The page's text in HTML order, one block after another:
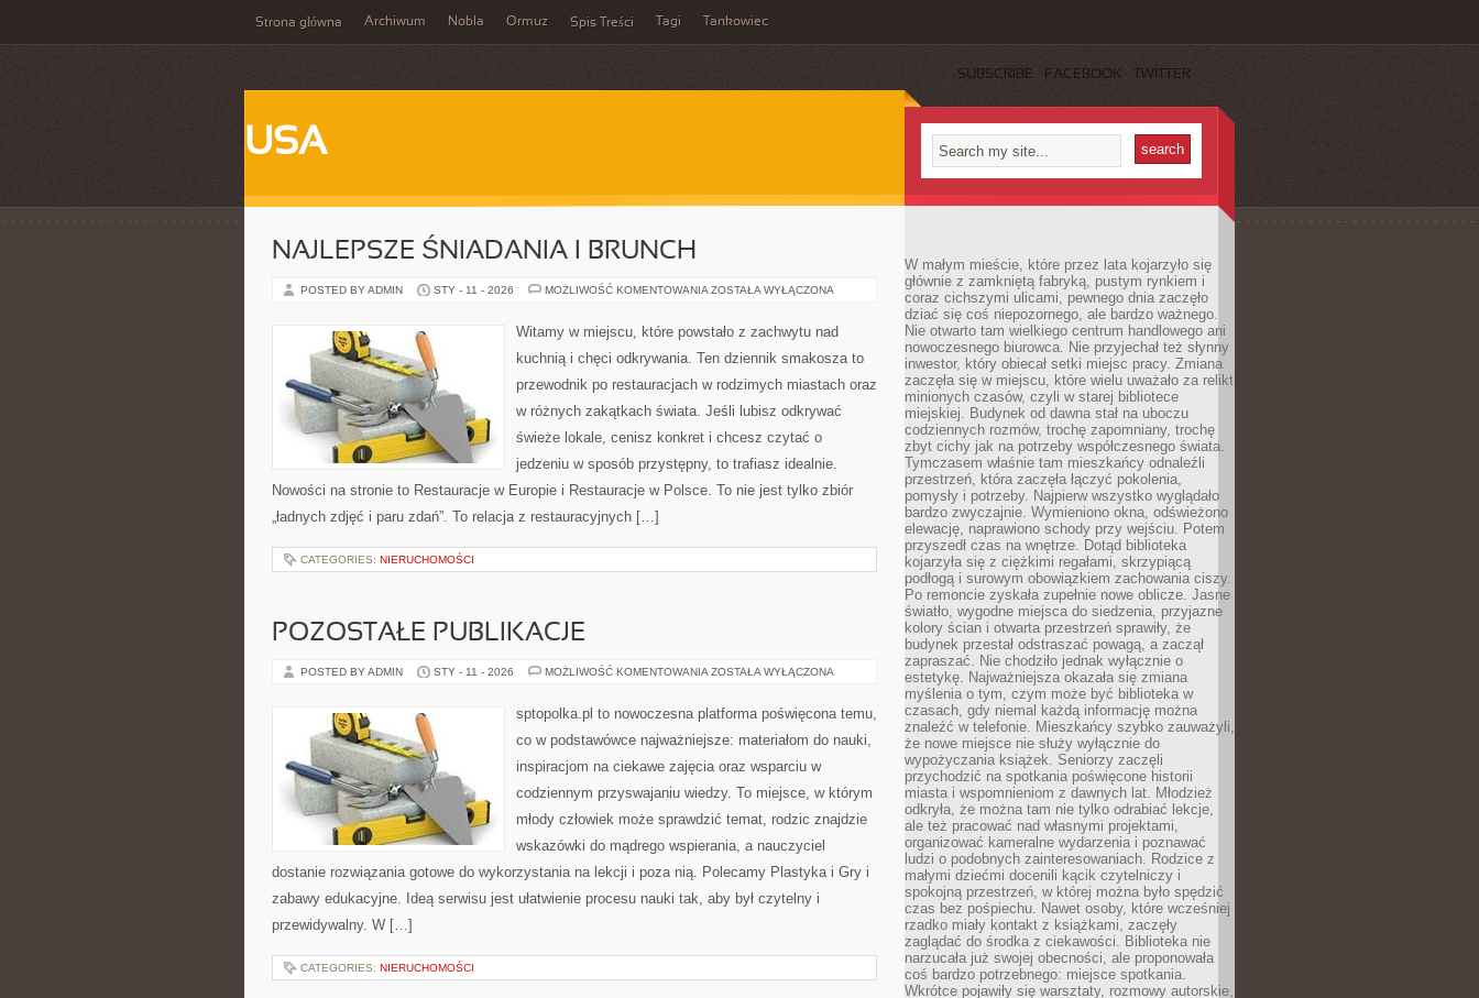
Strona główna Archiwum Nobla Ormuz Spis Treści Tagi Tankowiec
SUBSCRIBE FACEBOOK TWITTER
USA
NAJLEPSZE ŚNIADANIA I BRUNCH
POSTED BY ADMIN STY - 11 - 2026 MOŻLIWOŚĆ KOMENTOWANIA NAJLEPSZE
BRUNCH
ZOSTAŁA WYŁĄCZONA
Witamy w miejscu, które powstało z zachwytu nad
kuchnią i chęci odkrywania. Ten dziennik smakosza to
przewodnik po restauracjach w rodzimych miastach oraz
w różnych zakątkach świata. Jeśli lubisz odkrywać
świeże lokale, cenisz konkret i chcesz czytać o
jedzeniu w sposób przystępny, to trafiasz idealnie.
Nowości na stronie to Restauracje w Europie i Restauracje w Polsce. To nie jest tylko zbiór
„ładnych zdjęć i paru zdań”. To relacja z restauracyjnych […]
CATEGORIES: NIERUCHOMOŚCI
POZOSTAŁE PUBLIKACJE
POSTED BY ADMIN STY - 11 - 2026 MOŻLIWOŚĆ KOMENTOWANIA POZOSTAŁE
ZOSTAŁA WYŁĄCZONA
sptopolka.pl to nowoczesna platforma poświęcona temu,
co w podstawówce najważniejsze: materiałom do nauki,
inspiracjom na ciekawe zajęcia oraz wsparciu w
codziennym przyswajaniu wiedzy. To miejsce, w którym
młody człowiek może sprawdzić temat, rodzic znajdzie
wskazówki do mądrego wspierania, a nauczyciel
dostanie rozwiązania gotowe do wykorzystania na lekcji i poza nią. Polecamy Plastyka i Gry i
zabawy edukacyjne. Ideą serwisu jest ułatwienie procesu nauki tak, aby był czytelny i
przewidywalny. W […]
CATEGORIES: NIERUCHOMOŚCI
W małym mieście, które przez lata kojarzyło się
głównie z zamkniętą fabryką, pustym rynkiem i
coraz cichszymi ulicami, pewnego dnia zaczęło
dziać się coś niepozornego, ale bardzo ważnego.
Nie otwarto tam wielkiego centrum handlowego ani
nowoczesnego biurowca. Nie przyjechał też słynny
inwestor, który obiecał setki miejsc pracy. Zmiana
zaczęła się w miejscu, które wielu uważało za relikt
minionych czasów, czyli w starej bibliotece
miejskiej. Budynek od dawna stał na uboczu
codziennych rozmów, trochę zapomniany, trochę
zbyt cichy jak na potrzeby współczesnego świata.
Tymczasem właśnie tam mieszkańcy odnaleźli
przestrzeń, która zaczęła łączyć pokolenia,
pomysły i potrzeby. Najpierw wszystko wyglądało
bardzo zwyczajnie. Wymieniono okna, odświeżono
elewację, naprawiono schody przy wejściu. Potem
przyszedł czas na wnętrze. Dotąd biblioteka
kojarzyła się z ciężkimi regałami, skrzypiącą
podłogą i surowym obowiązkiem zachowania ciszy.
Po remoncie zyskała zupełnie nowe oblicze. Jasne
światło, wygodne miejsca do siedzenia, przyjazne
kolory ścian i otwarta przestrzeń sprawiły, że
budynek przestał odstraszać powagą, a zaczął
zapraszać. Nie chodziło jednak wyłącznie o
estetykę. Najważniejsza okazała się zmiana
myślenia o tym, czym może być biblioteka w
czasach, gdy niemal każdą informację można
znaleźć w telefonie. Mieszkańcy szybko zauważyli,
że nowe miejsce nie służy wyłącznie do
wypożyczania książek. Seniorzy zaczęli
przychodzić na spotkania poświęcone historii
miasta i wspomnieniom z dawnych lat. Młodzież
odkryła, że można tam nie tylko odrabiać lekcje,
ale też pracować nad własnymi projektami,
organizować kameralne wydarzenia i poznawać
ludzi o podobnych zainteresowaniach. Rodzice z
małymi dziećmi docenili kącik czytelniczy i
spokojną przestrzeń, w której można było spędzić
czas bez pośpiechu. Nawet osoby, które wcześniej
rzadko miały kontakt z książkami, zaczęły
zaglądać do środka z ciekawości. Biblioteka nie
narzucała już swojej obecności, ale proponowała
coś bardzo potrzebnego: miejsce spotkania.
Wkrótce pojawiły się warsztaty, rozmowy autorskie,